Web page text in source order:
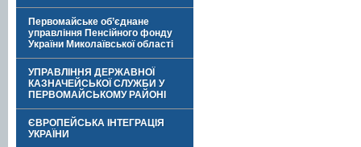
Первомайське об’єднане
управління Пенсійного фонду
України Миколаївської області
УПРАВЛІННЯ ДЕРЖАВНОЇ
КАЗНАЧЕЙСЬКОЇ СЛУЖБИ У
ПЕРВОМАЙСЬКОМУ РАЙОНІ
ЄВРОПЕЙСЬКА ІНТЕГРАЦІЯ
УКРАЇНИ